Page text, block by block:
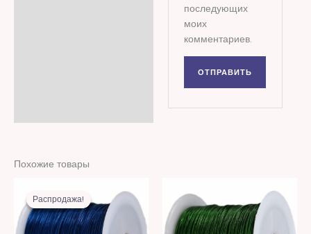
последующих
моих
комментариев.
Похожие товары
Распродажа!
Распродажа!
цена
составляла
44,00 MDL.
цена:
20,00 MDL.